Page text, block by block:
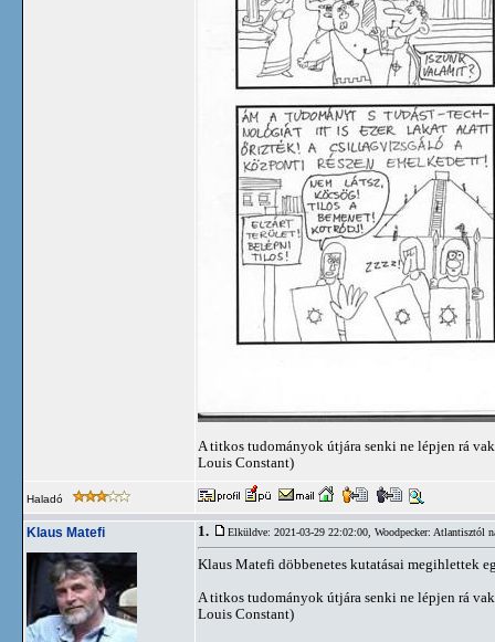
A titkos tudományok útjára senki ne lépjen rá
Louis Constant)
Haladó
Klaus Matefi 1. Elküldve: 2021-03-29 22:02:00, Woodpecker: Atlantisztól
Klaus Matefi döbbenetes kutatásai megihlettek
A titkos tudományok útjára senki ne lépjen rá
Louis Constant)